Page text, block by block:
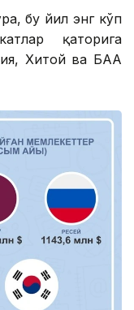
бу йил энг кўп
қаторига
Хитой ва БАА